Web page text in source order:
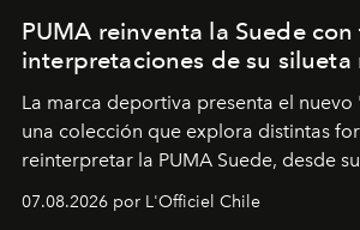
PUMA reinventa la Suede con
interpretaciones de su silueta
La marca deportiva presenta el nuevo
una colección que explora distintas
reinterpretar la PUMA Suede, desde
diseño y el universo outdoor.
07.08.2026 por L'Officiel Chile